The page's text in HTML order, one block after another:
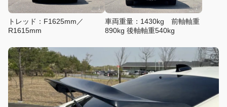
トレッド：F1625mm／
R1615mm
車両重量：1430kg 前軸軸重
890kg 後軸軸重540kg